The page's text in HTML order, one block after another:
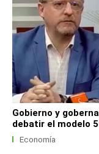
Gobierno y
debatir el modelo
Economía